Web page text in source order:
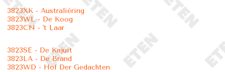
3823XK - Australiëring
3823WL - De Koog
3823CN - 't Laar
3823SE - De Kajuit
3823LA - De Brand
3823WD - Hof Der Gedachten